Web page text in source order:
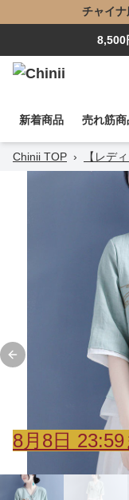
チャイ
8,500
新着商品 売れ筋商
Chinii TOP › 【レデ
Previous slide
8月 8日